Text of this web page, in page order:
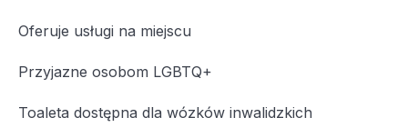
Oferuje usługi na miejscu
Przyjazne osobom LGBTQ+
Toaleta dostępna dla wózków inwalidzkich